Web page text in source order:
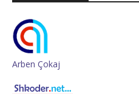
Arben Çokaj